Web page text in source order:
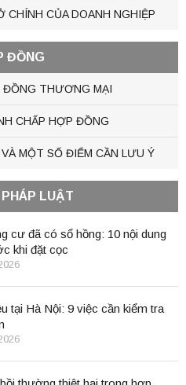
CỦA DOANH NGHIỆP
ĐỒNG
THƯƠNG MẠI
CHẤP HỢP ĐỒNG
MỘT SỐ ĐIỂM CẦN LƯU Ý
LUẬT
cư đã có sổ hồng: 10 nội dung
khi đặt cọc
tại Hà Nội: 9 việc cần kiểm tra